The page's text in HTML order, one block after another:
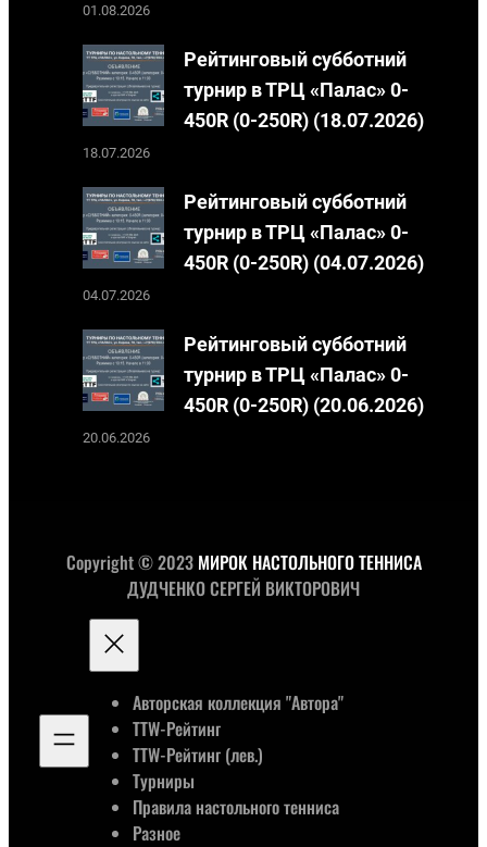
01.08.2026
Рейтинговый субботний
турнир в ТРЦ «Палас» 0-
450R (0-250R) (18.07.2026)
18.07.2026
Рейтинговый субботний
турнир в ТРЦ «Палас» 0-
450R (0-250R) (04.07.2026)
04.07.2026
Рейтинговый субботний
турнир в ТРЦ «Палас» 0-
450R (0-250R) (20.06.2026)
20.06.2026
Copyright © 2023 МИРОК НАСТОЛЬНОГО ТЕННИСА
ДУДЧЕНКО СЕРГЕЙ ВИКТОРОВИЧ
Авторская коллекция "Автора"
TTW-Рейтинг
TTW-Рейтинг (лев.)
Турниры
Правила настольного тенниса
Разное